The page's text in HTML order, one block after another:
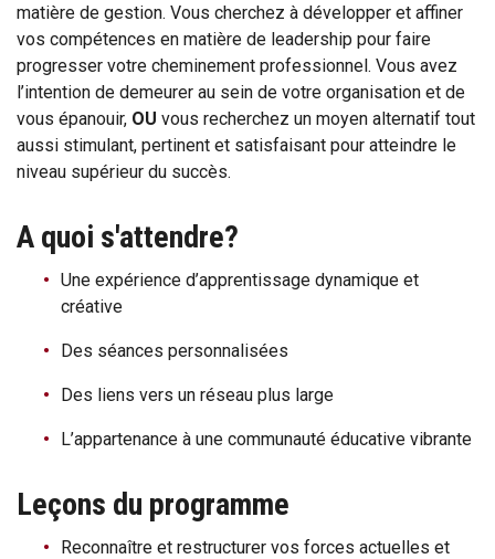
matière de gestion. Vous cherchez à développer et affiner
vos compétences en matière de leadership pour faire
progresser votre cheminement professionnel. Vous avez
l’intention de demeurer au sein de votre organisation et de
vous épanouir, OU vous recherchez un moyen alternatif tout
aussi stimulant, pertinent et satisfaisant pour atteindre le
niveau supérieur du succès.
A quoi s'attendre?
Une expérience d’apprentissage dynamique et
créative
Des séances personnalisées
Des liens vers un réseau plus large
L’appartenance à une communauté éducative vibrante
Leçons du programme
Reconnaître et restructurer vos forces actuelles et